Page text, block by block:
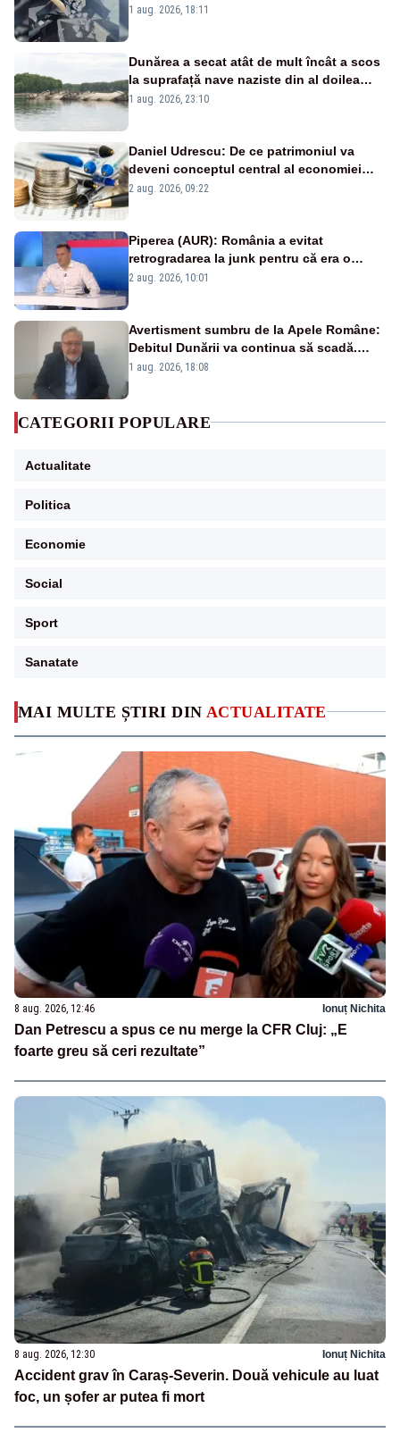
MAI MULTE ȘTIRI DIN ACTUALITATE
8 aug. 2026, 12:46 Ionuț Nichita
Dan Petrescu a spus ce nu merge la CFR Cluj: „E
foarte greu să ceri rezultate”
8 aug. 2026, 12:30 Ionuț Nichita
Accident grav în Caraș-Severin. Două vehicule au luat
foc, un șofer ar putea fi mort
pasează vina în plină criză energetică
1 aug. 2026, 18:11
Dunărea a secat atât de mult încât a scos
la suprafață nave naziste din al doilea
război mondial
1 aug. 2026, 23:10
Daniel Udrescu: De ce patrimoniul va
deveni conceptul central al economiei
viitoare?
2 aug. 2026, 09:22
Piperea (AUR): România a evitat
retrogradarea la junk pentru că era o
catastrofă pentru bănci și fondurile de
2 aug. 2026, 10:01
Avertisment sumbru de la Apele Române:
Debitul Dunării va continua să scadă.
Cernavodă s-ar putea închide în 4 zile
1 aug. 2026, 18:08
CATEGORII POPULARE
Actualitate
Politica
Economie
Social
Sport
Sanatate